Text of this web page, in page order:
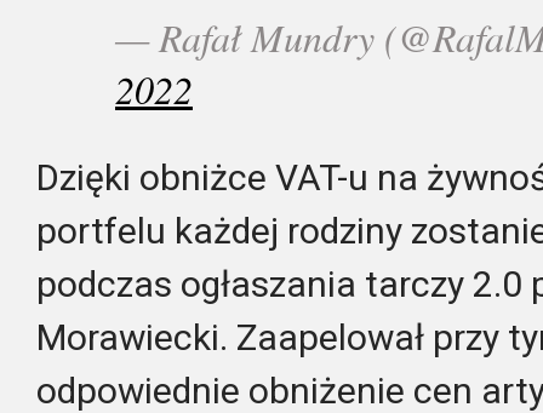
— Rafał Mundry
2022
Dzięki obniżce VAT-u na
portfelu każdej rodziny
podczas ogłaszania tarczy 2.0
Morawiecki. Zaapelował przy
odpowiednie obniżenie cen